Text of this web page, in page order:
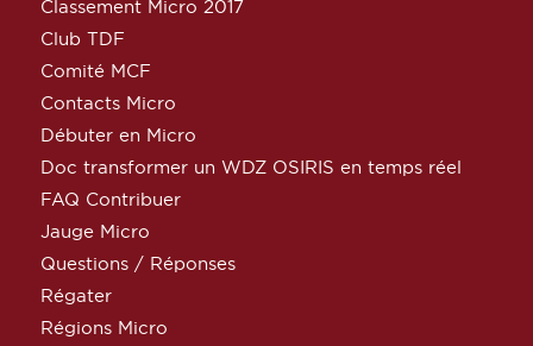
Classement Micro 2017
Club TDF
Comité MCF
Contacts Micro
Débuter en Micro
Doc transformer un WDZ OSIRIS en temps réel
FAQ Contribuer
Jauge Micro
Questions / Réponses
Régater
Régions Micro